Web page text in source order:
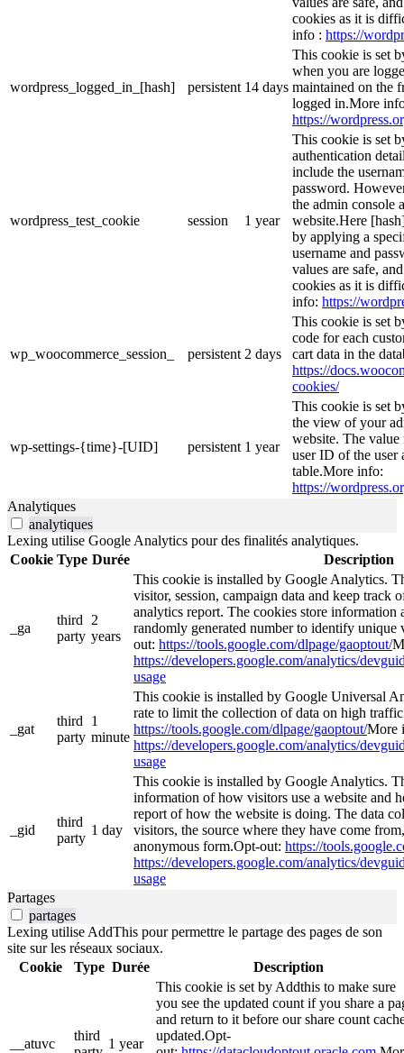
cookies as it is
info : https://
wordpress_logged_in_[hash] persistent 14 days
This cookie is set
when you are
maintained on the
logged in.More
https://
wordpress_test_cookie session 1 year
This cookie is set
authentication
include the
password.
the admin console
website.Here
by applying a
username and
values are safe,
cookies as it is
info: https://
wp_woocommerce_session_ persistent 2 days
This cookie is set
code for each
cart data in the
https://
cookies/
wp-settings-{time}-[UID] persistent 1 year
This cookie is set
the view of your
website. The
user ID of the user
table.More info:
https://
Analytiques
analytiques
Lexing utilise Google Analytics pour des finalités analytiques.
Cookie Type Durée Description
_ga
third
party
2
years
This cookie is installed by Google Analytics.
visitor, session, campaign data and keep track
analytics report. The cookies store information
randomly generated number to identify unique
out: https://tools.google.com/dlpage/gaoptout/
https://developers.google.com/analytics/
usage
_gat
third
party
1
minute
This cookie is installed by Google Universal
rate to limit the collection of data on high
https://tools.google.com/dlpage/gaoptout/More
https://developers.google.com/analytics/
usage
_gid
third
party
1 day
This cookie is installed by Google Analytics.
information of how visitors use a website and
report of how the website is doing. The data
visitors, the source where they have come
anonymous form.Opt-out: https://
https://developers.google.com/analytics/
usage
Partages
partages
Lexing utilise AddThis pour permettre le partage des pages de son
site sur les réseaux sociaux.
Cookie
Type Durée Description
__atuvc
third
1 year
This cookie is set by Addthis to make sure
you see the updated count if you share a
and return to it before our share count
updated.Opt-